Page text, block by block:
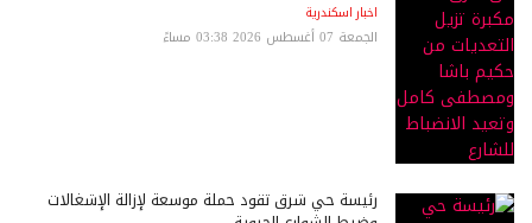
اخبار اسكندرية
الجمعة 07 أغسطس 2026 03:38 مساءً
رئيسة حي شرق تقود حملة موسعة لإزالة الإشغالات